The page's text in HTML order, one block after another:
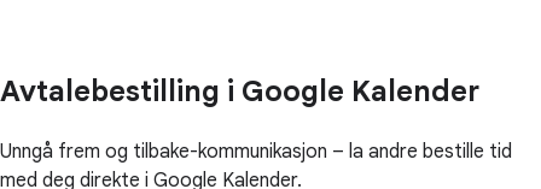
Avtalebestilling i Google Kalender
Unngå frem og tilbake-kommunikasjon – la andre bestille tid
med deg direkte i Google Kalender.